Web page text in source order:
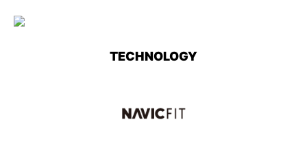
TECHNOLOGY